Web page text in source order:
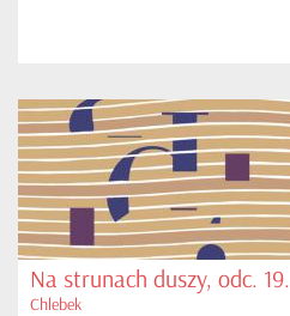
Na strunach duszy, odc. 19.
Chlebek